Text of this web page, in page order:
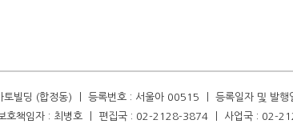
토빌딩 (합정동) ㅣ 등록번호 : 서울아 00515 ㅣ 등록일자 및 발
호책임자 : 최병호 ㅣ 편집국 : 02-2128-3874 ㅣ 사업국 : 02-